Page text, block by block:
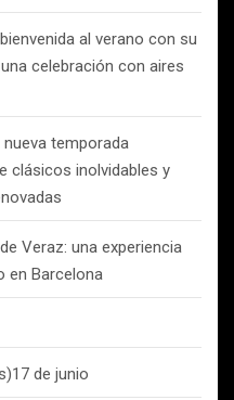
al verano con su
celebración con aires
temporada
clásicos inolvidables y
Veraz: una experiencia
en Barcelona
de junio